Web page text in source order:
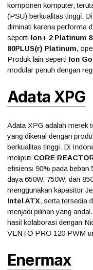
komponen komputer,
(PSU) berkualitas tinggi.
diminati karena performa
seperti Ion+ 2 Platinum
80PLUS(r) Platinum,
Produk lain seperti Ion
modular penuh dengan
Adata XPG
Adata XPG adalah merek
yang dikenal dengan
berkualitas tinggi. Di
meliputi CORE
efisiensi 90% pada beban
daya 650W, 750W, dan
menggunakan kapasitor
Intel ATX, serta tersedia
menjadi pilihan yang
hasil kolaborasi dengan
VENTO PRO 120 PWM
Enermax